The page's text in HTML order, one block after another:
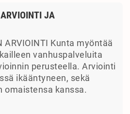
JA
ARVIOINTI Kunta myöntää
vanhuspalveluita
perusteella. Arviointi
ikääntyneen, sekä
omaistensa kanssa.